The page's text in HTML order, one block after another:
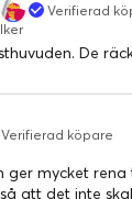
Under
att garantera
varje gång du
Verifierad
De
Verifierad köpare
ger mycket
att det inte